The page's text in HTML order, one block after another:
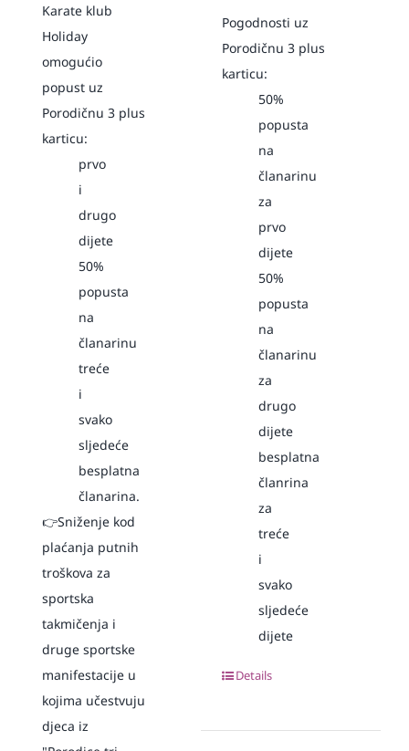
Karate klub
Holiday
omogućio
popust uz
Porodičnu 3 plus
karticu:
prvo
i
drugo
dijete
50%
popusta
na
članarinu
treće
i
svako
sljedeće
besplatna
članarina.
👉Sniženje kod
plaćanja putnih
troškova za
sportska
takmičenja i
druge sportske
manifestacije u
kojima učestvuju
djeca iz
Pogodnosti uz
Porodičnu 3 plus
karticu:
50%
popusta
na
članarinu
za
prvo
dijete
50%
popusta
na
članarinu
za
drugo
dijete
besplatna
članrina
za
treće
i
svako
sljedeće
dijete
Details